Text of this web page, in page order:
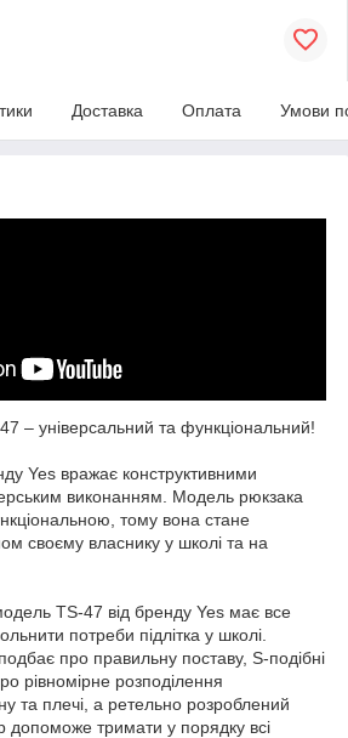
Доставка Оплата Умови
– універсальний та функціональний!
Yes вражає конструктивними
виконанням. Модель рюкзака
тому вона стане
своєму власнику у школі та на
TS-47 від бренду Yes має все
потреби підлітка у школі.
про правильну поставу, S-подібні
рівномірне розподілення
та плечі, а ретельно розроблений
допоможе тримати у порядку всі